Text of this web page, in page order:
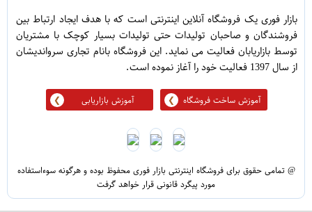
بازار فوری یک فروشگاه آنلاین اینترنتی است که با هدف ایجاد ارتباط بین
فروشندگان و صاحبان تولیدات حتی تولیدات بسیار کوچک با مشتریان
توسط بازاریابان فعالیت می نماید. این فروشگاه بانام تجاری سرواندیشان
از سال 1397 فعالیت خود را آغاز نموده است.
آموزش ساخت فروشگاه آموزش بازاریابی
@ تمامی حقوق برای فروشگاه اینترنتی بازار فوری محفوظ بوده و هرگونه سوءاستفاده
مورد پیگرد قانونی قرار خواهد گرفت